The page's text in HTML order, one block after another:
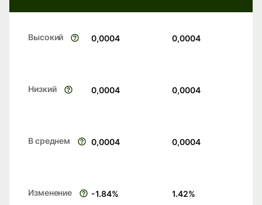
Высокий 0,0004 0,0004
Низкий 0,0004 0,0004
В среднем 0,0004 0,0004
Изменение -1.84% 1.42%